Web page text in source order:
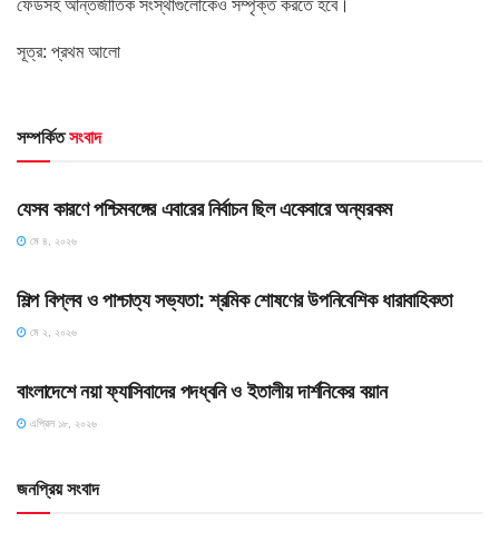
ফেডসহ আন্তর্জাতিক সংস্থাগুলোকেও সম্পৃক্ত করতে হবে।
সূত্র: প্রথম আলো
সম্পর্কিতসংবাদ
HOME POST
যেসব কারণে পশ্চিমবঙ্গের এবারের নির্বাচন ছিল একেবারে অন্যরকম
মে ৪, ২০২৬
শিল্প বিপ্লব ও পাশ্চাত্য সভ্যতা: শ্রমিক শোষণের উপনিবেশিক ধারাবাহিকতা
মে ২, ২০২৬
বাংলাদেশে নয়া ফ্যাসিবাদের পদধ্বনি ও ইতালীয় দার্শনিকের বয়ান
এপ্রিল ১৮, ২০২৬
জনপ্রিয় সংবাদ